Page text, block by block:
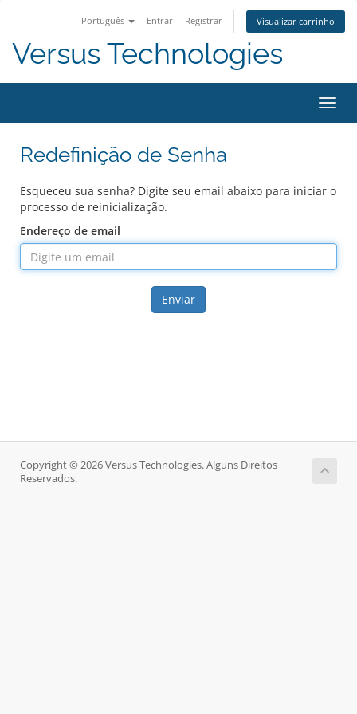
Português Entrar Registrar Visualizar carrinho
Versus Technologies
Redefinição de Senha
Esqueceu sua senha? Digite seu email abaixo para iniciar o
processo de reinicialização.
Endereço de email
Enviar
Copyright © 2026 Versus Technologies. Alguns Direitos
Reservados.